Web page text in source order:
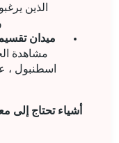
الذين
ميدان
مشاهدة
اسطنبول ،
أشياء تحتاج إلى